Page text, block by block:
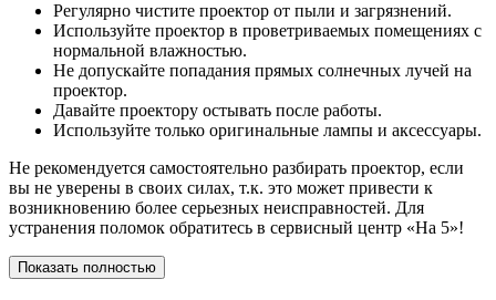
Регулярно чистите проектор от пыли и загрязнений.
Используйте проектор в проветриваемых помещениях с
нормальной влажностью.
Не допускайте попадания прямых солнечных лучей на
проектор.
Давайте проектору остывать после работы.
Используйте только оригинальные лампы и аксессуары.
Не рекомендуется самостоятельно разбирать проектор, если
вы не уверены в своих силах, т.к. это может привести к
возникновению более серьезных неисправностей. Для
устранения поломок обратитесь в сервисный центр «На 5»!
Показать полностью